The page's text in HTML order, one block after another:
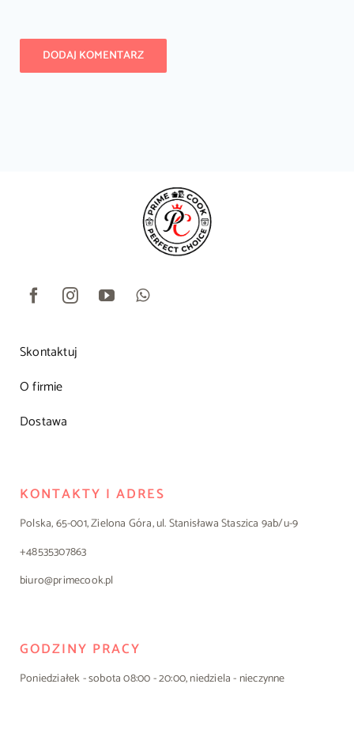
Skontaktuj
O firmie
Dostawa
KONTAKTY I ADRES
Polska, 65-001, Zielona Góra, ul. Stanisława Staszica 9ab/u-9
+48535307863
biuro@primecook.pl
GODZINY PRACY
Poniedziałek - sobota 08:00 - 20:00, niedziela - nieczynne